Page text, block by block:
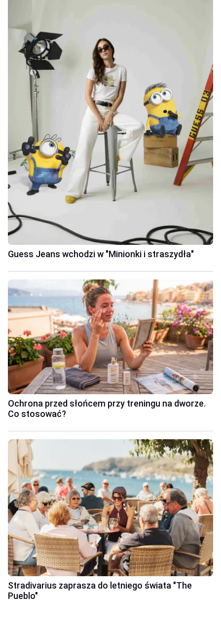
Guess Jeans wchodzi w "Minionki i straszydła"
Ochrona przed słońcem przy treningu na dworze.
Co stosować?
Stradivarius zaprasza do letniego świata "The
Pueblo"